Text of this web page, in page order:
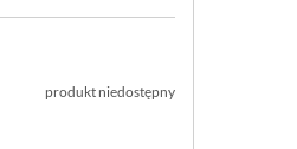
produkt niedostępny